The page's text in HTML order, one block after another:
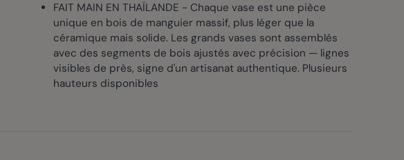
FAIT MAIN EN THAÏLANDE - Chaque vase est une pièce
unique en bois de manguier massif, plus léger que la
céramique mais solide. Les grands vases sont assemblés
avec des segments de bois ajustés avec précision — lignes
visibles de près, signe d'un artisanat authentique. Plusieurs
hauteurs disponibles